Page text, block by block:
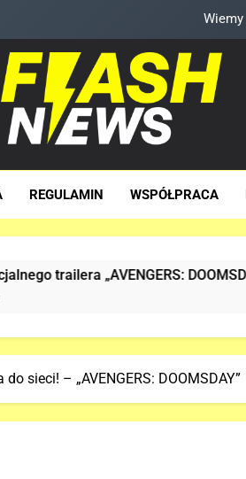
Bracia Russo gratulują
Wiemy, kiedy
Bracia Russo gratulują ogromnego
W Sieci
REGULAMIN WSPÓŁPRACA
DOOMSDAY”!
sieci! – „AVENGERS: DOOMSDAY”